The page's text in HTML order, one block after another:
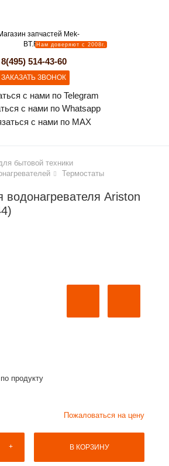
Нам доверяют с 2008г.
8(495) 514-43-60
ЗАКАЗАТЬ ЗВОНОК
бытовой техники
Термостаты
водонагревателя Ariston
продукту
Пожаловаться на цену
+ В КОРЗИНУ